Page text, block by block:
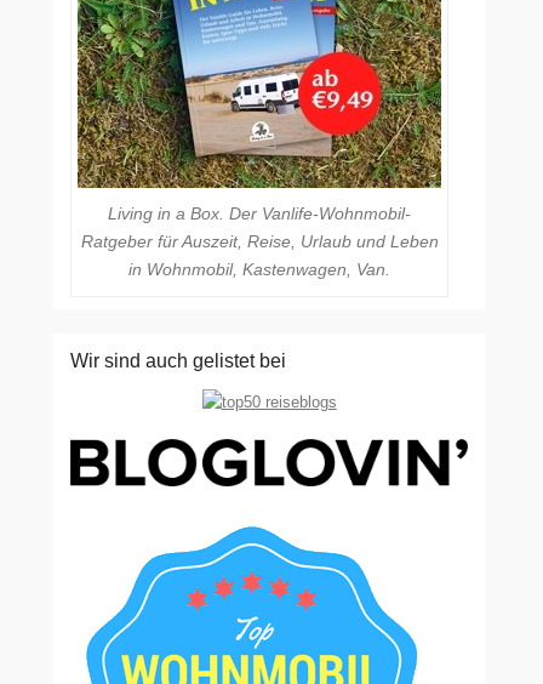
Living in a Box. Der Vanlife-Wohnmobil-
Ratgeber für Auszeit, Reise, Urlaub und Leben
in Wohnmobil, Kastenwagen, Van.
Wir sind auch gelistet bei